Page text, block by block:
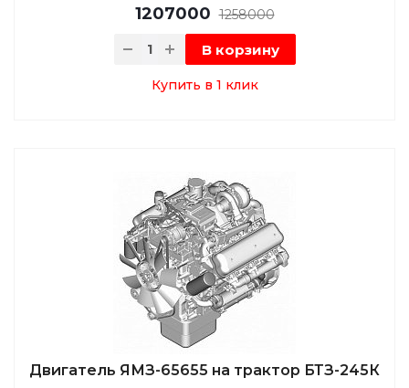
1207000 1258000
В корзину
Купить в 1 клик
Двигатель ЯМЗ-65655 на трактор БТЗ-245К